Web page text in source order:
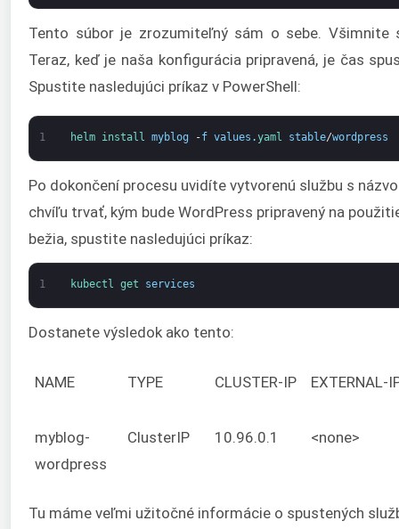
Tento súbor je zrozumiteľný sám o sebe. Všimnite
Teraz, keď je naša konfigurácia pripravená, je čas
Spustite nasledujúci príkaz v PowerShell:
1 helm install myblog -f values .yaml stable/wordpress
Po dokončení procesu uvidíte vytvorenú službu s
chvíľu trvať, kým bude WordPress pripravený na
bežia, spustite nasledujúci príkaz:
1 kubectl get services
Dostanete výsledok ako tento:
NAME TYPE CLUSTER-IP EXTERNAL-
myblog-
wordpress
ClusterIP 10.96.0.1 <none>
Tu máme veľmi užitočné informácie o spustených